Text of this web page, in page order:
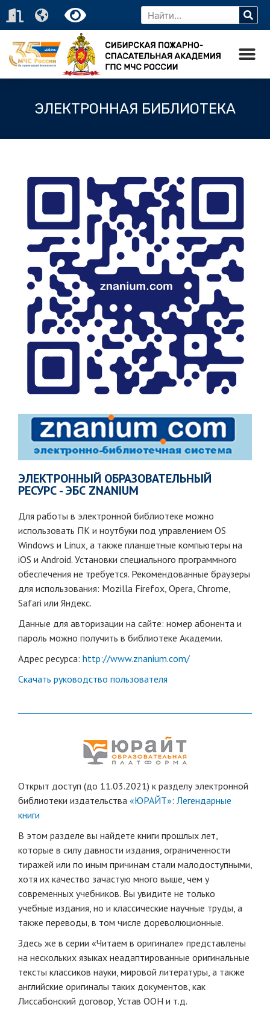
ЭЛЕКТРОННАЯ БИБЛИОТЕКА
ЭЛЕКТРОННЫЙ ОБРАЗОВАТЕЛЬНЫЙ
РЕСУРС - ЭБС ZNANIUM
Для работы в электронной библиотеке можно
использовать ПК и ноутбуки под управлением OS
Windows и Linux, а также планшетные компьютеры на
iOS и Android. Установки специального программного
обеспечения не требуется. Рекомендованные браузеры
для использования: Mozilla Firefox, Opera, Chrome,
Safari или Яндекс.
Данные для авторизации на сайте: номер абонента и
пароль можно получить в библиотеке Академии.
Адрес ресурса: http://www.znanium.com/
Скачать руководство пользователя
Открыт доступ (до 11.03.2021) к разделу электронной
библиотеки издательства «ЮРАЙТ»: Легендарные
книги
В этом разделе вы найдете книги прошлых лет,
которые в силу давности издания, ограниченности
тиражей или по иным причинам стали малодоступными,
хотя их качество зачастую много выше, чем у
современных учебников. Вы увидите не только
учебные издания, но и классические научные труды, а
также переводы, в том числе дореволюционные.
Здесь же в серии «Читаем в оригинале» представлены
на нескольких языках неадаптированные оригинальные
тексты классиков науки, мировой литературы, а также
английские оригиналы таких документов, как
Лиссабонский договор, Устав ООН и т.д.